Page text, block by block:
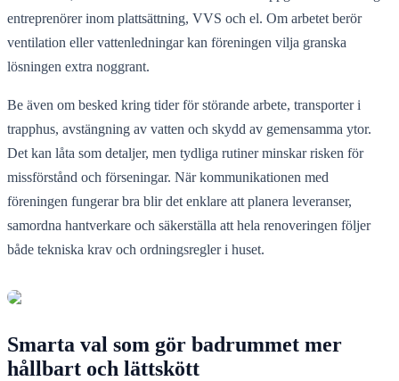
entreprenörer inom plattsättning, VVS och el. Om arbetet berör
ventilation eller vattenledningar kan föreningen vilja granska
lösningen extra noggrant.
Be även om besked kring tider för störande arbete, transporter i
trapphus, avstängning av vatten och skydd av gemensamma ytor.
Det kan låta som detaljer, men tydliga rutiner minskar risken för
missförstånd och förseningar. När kommunikationen med
föreningen fungerar bra blir det enklare att planera leveranser,
samordna hantverkare och säkerställa att hela renoveringen följer
både tekniska krav och ordningsregler i huset.
Smarta val som gör badrummet mer
hållbart och lättskött